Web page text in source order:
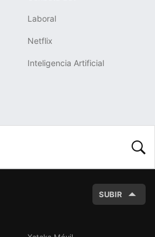
Laboral
Netflix
Inteligencia Artificial
SUBIR